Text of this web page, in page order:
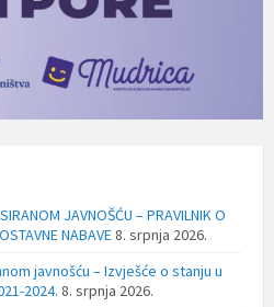
JAVNOŠĆU – PRAVILNIK O
NABAVE8. srpnja 2026.
javnošću – Izvješće o stanju u
2024. 8. srpnja 2026.